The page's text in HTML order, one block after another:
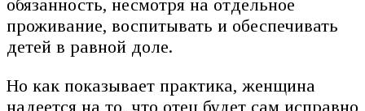
обязанность, несмотря на отдельное
проживание, воспитывать и обеспечивать
детей в равной доле.
Но как показывает практика, женщина
надеется на то, что отец будет сам исправно